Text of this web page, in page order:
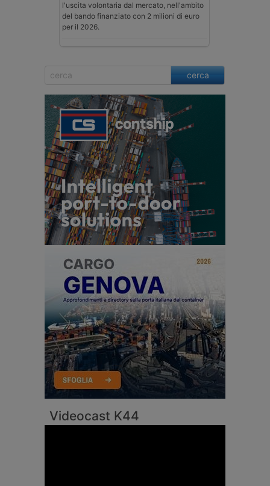
l'uscita volontaria dal mercato, nell'ambito
del bando finanziato con 2 milioni di euro
per il 2026.
cerca
Videocast K44